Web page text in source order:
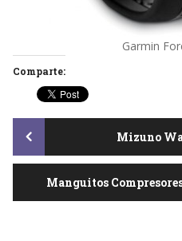
Garmin
Comparte:
Post
Mizuno
Manguitos